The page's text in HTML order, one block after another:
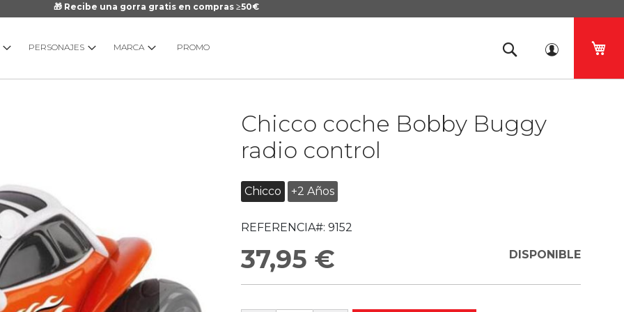
🎁 Recibe una gorra gratis en compras ≥50€
PERSONAJES MARCA PROMO
Chicco coche Bobby Buggy
radio control
Chicco +2 Años
REFERENCIA#: 9152
37,95 € DISPONIBLE
galería
imágenes